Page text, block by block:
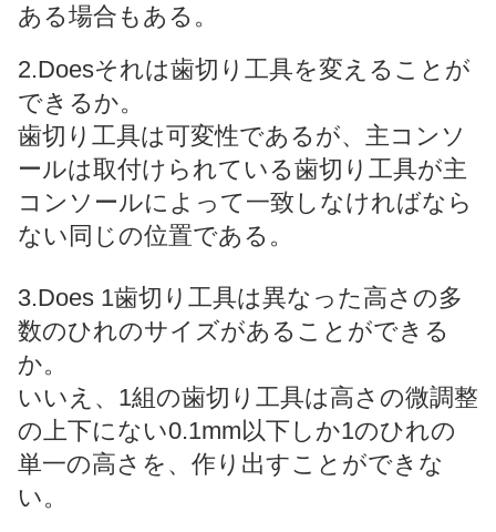
ある場合もある。
2.Doesそれは歯切り工具を変えることが
できるか。
歯切り工具は可変性であるが、主コンソ
ールは取付けられている歯切り工具が主
コンソールによって一致しなければなら
ない同じの位置である。
3.Does 1歯切り工具は異なった高さの多
数のひれのサイズがあることができる
か。
いいえ、1組の歯切り工具は高さの微調整
の上下にない0.1mm以下しか1のひれの
単一の高さを、作り出すことができな
い。